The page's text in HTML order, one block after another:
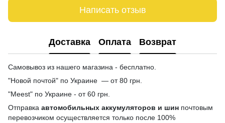
Написать отзыв
Доставка Оплата Возврат
Самовывоз из нашего магазина - бесплатно.
"Новой почтой" по Украине — от 80 грн.
"Meest" по Украине - от 60 грн.
Отправка автомобильных аккумуляторов и шин почтовым
перевозчиком осуществляется только после 100%